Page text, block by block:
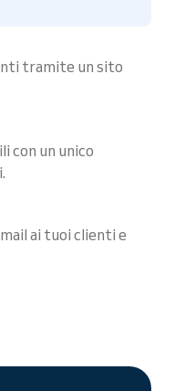
tramite un sito
con un unico
ai tuoi clienti e